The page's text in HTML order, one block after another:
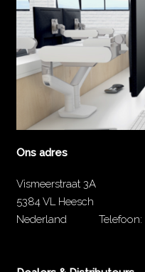
Ons adres
Vismeerstraat 3A
5384 VL Heesch
Nederland
Telefoon: